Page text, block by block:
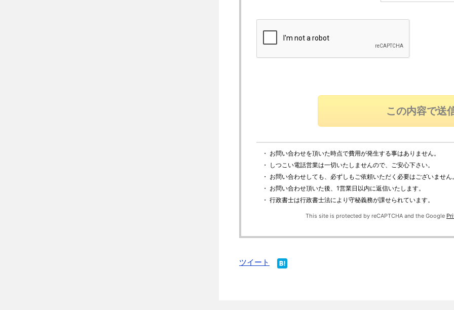
・ お問い合わせを頂いた時点で費用が発生する事はありません。
・ しつこい電話営業は一切いたしませんので、ご安心下さい。
・ お問い合わせしても、必ずしもご依頼いただく必要はございません
・ お問い合わせ頂いた後、1営業日以内に返信いたします。
・ 行政書士は行政書士法により守秘義務が課せられています。
This site is protected by reCAPTCHA and the Google
ツイート